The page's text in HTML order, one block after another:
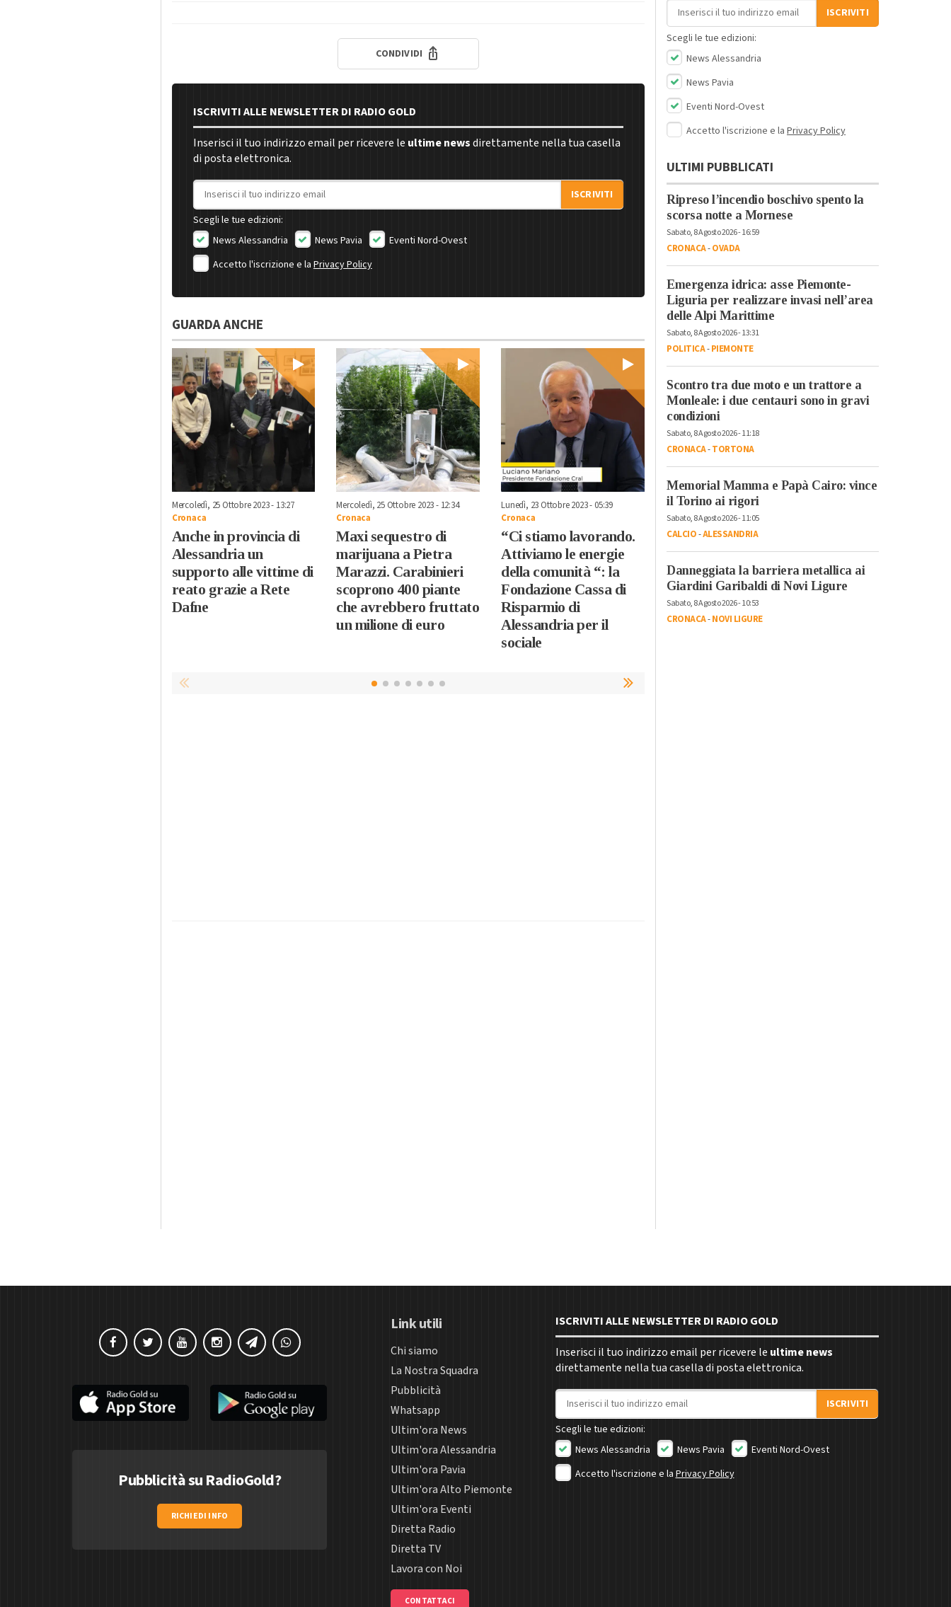
CONDIVIDI
ISCRIVITI ALLE NEWSLETTER DI RADIO GOLD
Inserisci il tuo indirizzo email per ricevere le ultime newsdirettamente nella tua casella
di posta elettronica.
Indirizzo email
ISCRIVITI
Scegli le tue edizioni:
News Alessandria
News Pavia
Eventi Nord-Ovest
Accetto l'iscrizione e laPrivacy Policy
GUARDA ANCHE
Mercoledì, 25 Ottobre 2023 - 13:27
Cronaca
Anche in provincia di
Alessandria un
supporto alle vittime di
reato grazie a Rete
Dafne
Mercoledì, 25 Ottobre 2023 - 12:34
Cronaca
Maxi sequestro di
marijuana a Pietra
Marazzi. Carabinieri
scoprono 400 piante
che avrebbero fruttato
un milione di euro
Lunedì, 23 Ottobre 2023 - 05:39
Cronaca
“Ci stiamo lavorando.
Attiviamo le energie
della comunità “: la
Fondazione Cassa di
Risparmio di
Alessandria per il
sociale
Lunedì, 23 Ottobre 2023 - 05:20
Cronaca
L’antimateria: cos’è e
quanto la conosciamo
cuscus per
il bello della
condivisione
Indirizzo email
ISCRIVITI
Scegli le tue edizioni:
News Alessandria
News Pavia
Eventi Nord-Ovest
Accetto l'iscrizione e la Privacy Policy
ULTIMI PUBBLICATI
Ripreso l’incendio boschivo spento la
scorsa notte a Mornese
Sabato, 8 Agosto 2026 - 16:59
CRONACA-OVADA
Emergenza idrica: asse Piemonte-
Liguria per realizzare invasi nell’area
delle Alpi Marittime
Sabato, 8 Agosto 2026 - 13:31
POLITICA-PIEMONTE
Scontro tra due moto e un trattore a
Monleale: i due centauri sono in gravi
condizioni
Sabato, 8 Agosto 2026 - 11:18
CRONACA-TORTONA
Memorial Mamma e Papà Cairo: vince
il Torino ai rigori
Sabato, 8 Agosto 2026 - 11:05
CALCIO-ALESSANDRIA
Danneggiata la barriera metallica ai
Giardini Garibaldi di Novi Ligure
Sabato, 8 Agosto 2026 - 10:53
CRONACA-NOVI LIGURE
Pubblicità su RadioGold?
RICHIEDI INFO
Link utili
Chi siamo
La Nostra Squadra
Pubblicità
Whatsapp
Ultim'ora News
Ultim'ora Alessandria
Ultim'ora Pavia
Ultim'ora Alto Piemonte
Ultim'ora Eventi
Diretta Radio
Diretta TV
Lavora con Noi
CONTATTACI
ISCRIVITI ALLE NEWSLETTER DI RADIO GOLD
Inserisci il tuo indirizzo email per ricevere le ultime news
direttamente nella tua casella di posta elettronica.
Indirizzo email
ISCRIVITI
Scegli le tue edizioni:
News Alessandria
News Pavia
Eventi Nord-Ovest
Accetto l'iscrizione e la Privacy Policy